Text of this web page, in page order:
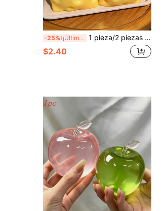
-25% ¡Últimos 2 días 1 pieza/2 piezas Queso exprimible - Bloque de queso suave extra grande exprimible | Rebote lento | Regalo Gulu, Queso divertido para adultos | Pelota antiestrés gigante | Queso antiestrés sensorial para adultos - Sunshine Entertainment | Regalo perfecto para cumpleaños o días festivos, juego suave y esponjoso, mejora el estado de ánimo
$2.40